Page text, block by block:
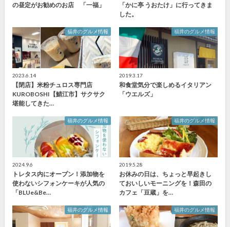
の昼定がお勧めのお店 「一福」
「かに亭 うおたけ」に行ってきま
した。
福井のグルメ情報
2023.6.14
【閉店】米粉チュロス専門店
KUROBOSHI【鯖江市】サクサク
堪能してきた…
福井のグルメ情報
2019.3.17
和食堂気分で楽しめるイタリアン
「ウエルズ」
福井のグルメ情報
2024.9.6
トレタス内にオープン！添加物を
使わないシフォンケーキが人気の
「BLUe&Be…
福井のグルメ情報
2019.5.28
お休みの日は、ちょっと早起きし
ておいしいモーニングを！森田の
カフェ「豆蔵」を…
福井のグルメ情報 福井のグルメ情報